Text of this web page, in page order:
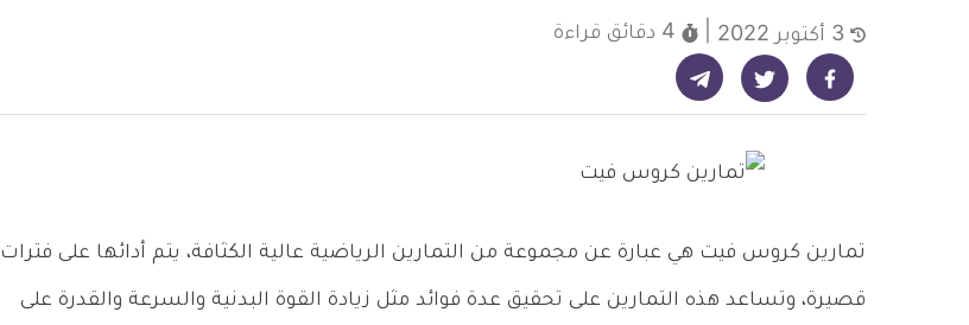
4 دقائق قراءة
شارك على فيسبوك - ديلي ميديكال انفو شارك على تويتر - ديلي ميديكال انفو شارك على تيليجرام - ديلي ميديكال انفو
تمارين كروس فيت هي عبارة عن مجموعة من التمارين الرياضية عالية الكثافة، يتم أدائها على فترات
قصيرة، وتساعد هذه التمارين على تحقيق عدة فوائد مثل زيادة القوة البدنية والسرعة والقدرة على